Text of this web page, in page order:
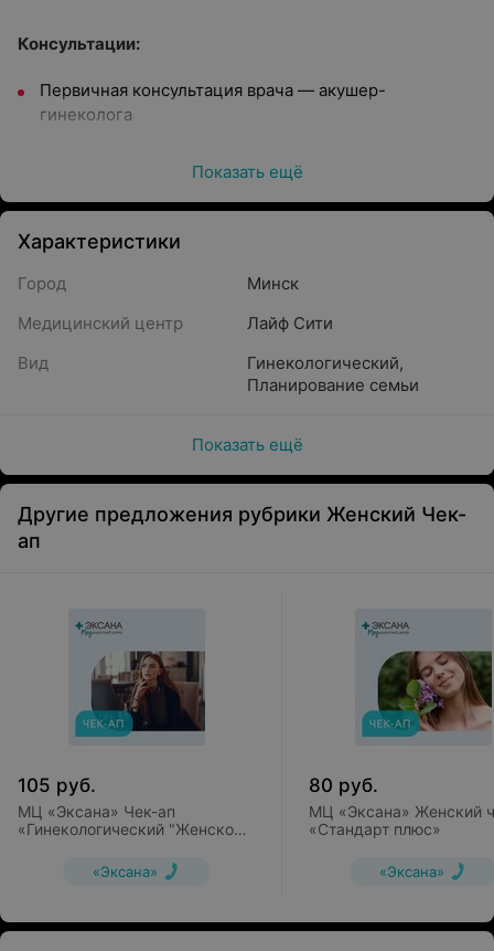
Консультации:
Первичная консультация врача — акушер-
гинеколога
АЧТВ(АПТВ (активированное парциальное/
частичное тромбопластиновое время))
МНО- активность протромбинового комплекса
Иностранным унитарным предприятием «Синлаб-ЕМЛ»
на основании Договора №30-06/19 от 24.06.2019 г.
Диагностика:
УЗИ матки и придатков
Показать ещё
Характеристики
Город
Минск
Медицинский центр
Лайф Сити
Вид
Гинекологический,
Планирование семьи
Показать ещё
Другие предложения рубрики Женский Чек-
ап
105 руб.
МЦ «Эксана» Чек-ап
«Гинекологический "Женское
«Эксана»
80 руб.
МЦ «Эксана» Женский
«Стандарт плюс»
«Эксана»